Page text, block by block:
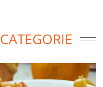
CATEGORIE